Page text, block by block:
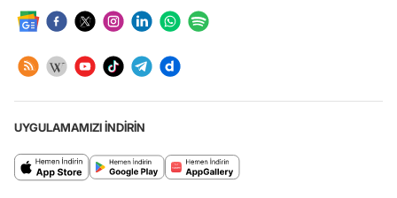
UYGULAMAMIZI İNDİRİN